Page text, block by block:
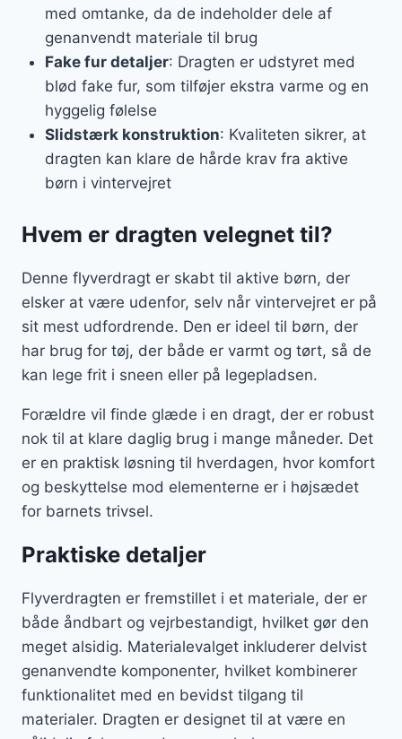
med omtanke, da de indeholder dele af
genanvendt materiale til brug
Fake fur detaljer: Dragten er udstyret med
blød fake fur, som tilføjer ekstra varme og en
hyggelig følelse
Slidstærk konstruktion: Kvaliteten sikrer, at
dragten kan klare de hårde krav fra aktive
børn i vintervejret
Hvem er dragten velegnet til?
Denne flyverdragt er skabt til aktive børn, der
elsker at være udenfor, selv når vintervejret er på
sit mest udfordrende. Den er ideel til børn, der
har brug for tøj, der både er varmt og tørt, så de
kan lege frit i sneen eller på legepladsen.
Forældre vil finde glæde i en dragt, der er robust
nok til at klare daglig brug i mange måneder. Det
er en praktisk løsning til hverdagen, hvor komfort
og beskyttelse mod elementerne er i højsædet
for barnets trivsel.
Praktiske detaljer
Flyverdragten er fremstillet i et materiale, der er
både åndbart og vejrbestandigt, hvilket gør den
meget alsidig. Materialevalget inkluderer delvist
genanvendte komponenter, hvilket kombinerer
funktionalitet med en bevidst tilgang til
materialer. Dragten er designet til at være en